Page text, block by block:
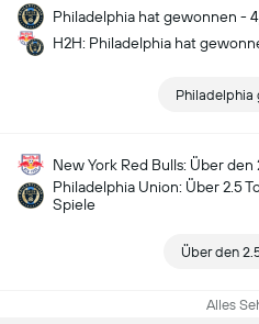
Philadelphia hat gewonnen -
H2H: Philadelphia hat
Philadelphia
New York Red Bulls: Über
Philadelphia Union: Über 2.5
Spiele
Über den
Alles